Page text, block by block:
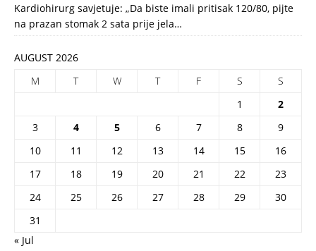
Kardiohirurg savjetuje: „Da biste imali pritisak 120/80, pijte
na prazan stomak 2 sata prije jela…
AUGUST 2026
M
T W T F S
S
1
2
3
4 5 6 7 8
9
10
11 12 13 14 15
16
17
18 19 20 21 22
23
24
25 26 27 28 29
30
31
« Jul